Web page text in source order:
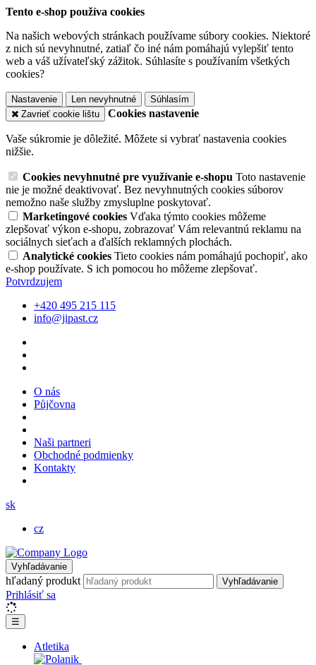
Tento e-shop používa cookies
Na našich webových stránkach používame súbory cookies. Niektoré
z nich sú nevyhnutné, zatiaľ čo iné nám pomáhajú vylepšiť tento
web a váš užívateľský zážitok. Súhlasíte s používaním všetkých
cookies?
Nastavenie Len nevyhnutné
Súhlasím
Zavrieť cookie lištu
Cookies nastavenie
Vaše súkromie je dôležité. Môžete si vybrať nastavenia cookies
nižšie.
Cookies nevyhnutné pre využívanie e-shopu Toto nastavenie
nie je možné deaktivovať. Bez nevyhnutných cookies súborov
nemožno naše služby zmysluplne poskytovať.
Marketingové cookies Vďaka týmto cookies môžeme
zlepšovať výkon e-shopu, zobrazovať Vám relevantnú reklamu na
sociálnych sieťach a ďalších reklamných plochách.
Analytické cookies Tieto cookies nám pomáhajú pochopiť, ako
e-shop používate. S ich pomocou ho môžeme zlepšovať.
Potvrdzujem
+420 495 215 115
info@jipast.cz
O nás
Půjčovna
Naši partneri
Obchodné podmienky
Kontakty
sk
cz
Vyhľadávanie
hľadaný produkt Vyhľadávanie
Prihlásiť sa
☰
Atletika